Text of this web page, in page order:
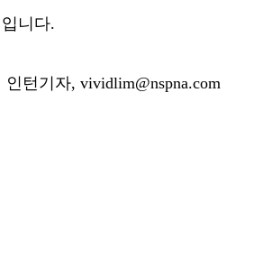
니다.
인턴기자, vividlim@nspna.com